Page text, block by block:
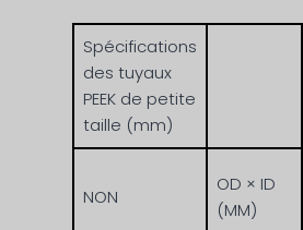
Spécifications
des tuyaux
PEEK de petite
taille (mm)
NON
OD × ID
(MM)